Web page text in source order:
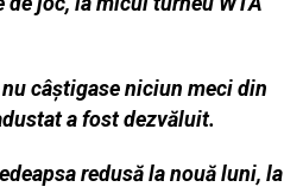
câștigase niciun meci din
a fost dezvăluit.
redusă la nouă luni, la